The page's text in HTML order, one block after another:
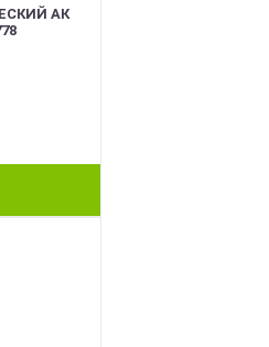
АК